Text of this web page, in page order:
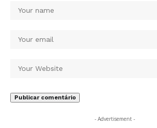
- Advertisement -